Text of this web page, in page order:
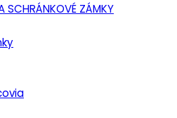
SCHRÁNKOVÉ ZÁMKY